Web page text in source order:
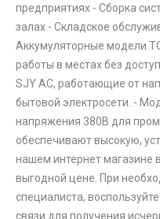
предприятиях - Сборка
залах - Складское
Аккумуляторные модели
работы в местах без
SJY AC, работающие от
бытовой электросети. -
напряжения 380В для
обеспечивают высокую,
нашем интернет магазине
выгодной цене. При
специалиста,
связи для получения